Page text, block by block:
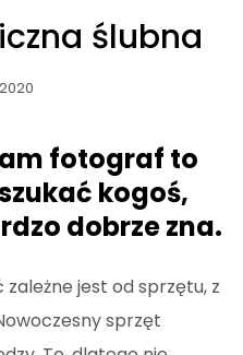
ślubna
fotograf to
kogoś,
dobrze zna.
zależne jest od sprzętu, z
sprzęt